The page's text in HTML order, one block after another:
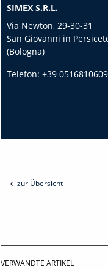
SIMEX S.R.L.
Via Newton, 29-30-31
San Giovanni in
(Bologna)
Telefon: +39 0516810609
zur Übersicht
VERWANDTE ARTIKEL